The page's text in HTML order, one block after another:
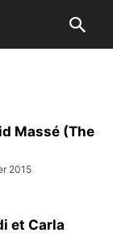
Massé (The
2015
et Carla